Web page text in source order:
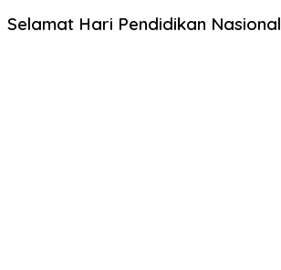
Selamat Hari Pendidikan Nasional